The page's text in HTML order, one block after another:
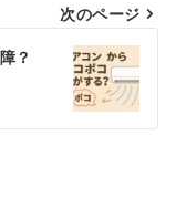
次のページ
？